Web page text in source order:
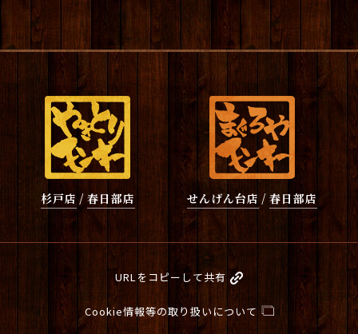
杉戸店 / 春日部店 せんげん台店 / 春日部店
URLをコピーして共有
Cookie情報等の取り扱いについて